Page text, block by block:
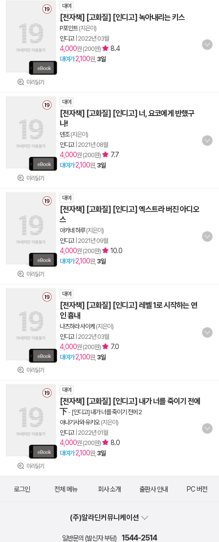
미리읽기
대여
[전자책] [고화질] [인디고] 녹아내리는 키스
P포인트(지은이)
인디고| 2022년 03월
4,000원 (200원) 8.4
대여가 2,100원, 3일
미리읽기
대여
[전자책] [고화질] [인디고] 너, 요코에게 반했구
나!
덴조(지은이)
인디고| 2021년 08월
4,000원 (200원) 7.7
대여가 2,100원, 3일
미리읽기
대여
[전자책] [고화질] [인디고] 엑스트라 버진 아디오
스
아카네 하루(지은이)
인디고| 2021년 09월
4,000원 (200원) 10.0
대여가 2,100원, 3일
미리읽기
대여
[전자책] [고화질] [인디고] 레벨 1로 시작하는 연
인 흉내
나츠하라 사이케 (지은이)
인디고| 2022년 03월
4,000원 (200원) 7.0
대여가 2,100원, 3일
미리읽기
대여
[전자책] [고화질] [인디고] 내가 너를 죽이기 전에
下 - [인디고] 내가 너를 죽이기 전에 2
야나기사와 유키오(지은이)
인디고| 2022년 01월
4,000원 (200원) 8.0
대여가 2,100원, 3일
로그인 전체 메뉴 회사 소개 출판사 안내 PC 버전
(주)알라딘커뮤니케이션
일반문의 (발신자 부담) 1544-2514